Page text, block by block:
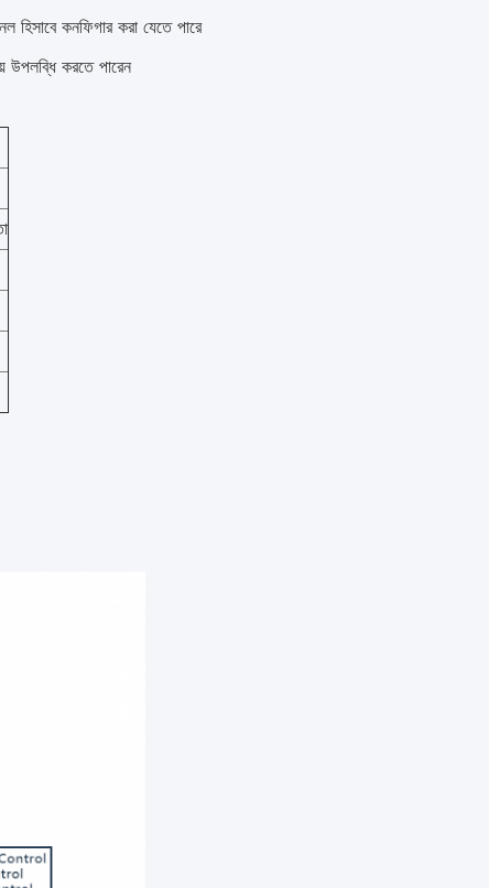
কনফিগার করা যেতে পারে
উপলব্ধি করতে পারেন